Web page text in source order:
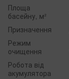
Площа
басейну, м²
Призначення
Режим
очищення
Робота від
акумулятора